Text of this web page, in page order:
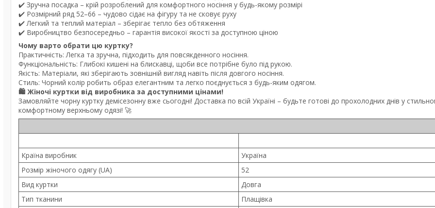
✔️ Зручна посадка – крій розроблений для комфортного носіння у будь-якому розмірі
✔️ Розмірний ряд 52–66 – чудово сідає на фігуру та не сковує руху
✔️ Легкий та теплий матеріал – зберігає тепло без обтяження
✔️ Виробництво безпосередньо – гарантія високої якості за доступною ціною
Чому варто обрати цю куртку?
Практичність: Легка та зручна, підходить для повсякденного носіння.
Функціональність: Глибокі кишені на блискавці, щоби все потрібне було під рукою.
Якість: Матеріали, які зберігають зовнішній вигляд навіть після довгого носіння.
Стиль: Чорний колір робить образ елегантним та легко поєднується з будь-яким одягом.
🛍 Жіночі куртки від виробника за доступними цінами!
Замовляйте чорну куртку демісезонну вже сьогодні! Доставка по всій Україні – будьте готові до прохолодних днів у
комфортному верхньому одязі! 🚀
Країна виробник
Україна
Розмір жіночого одягу (UA)
52
Вид куртки
Довга
Тип тканини
Плащівка